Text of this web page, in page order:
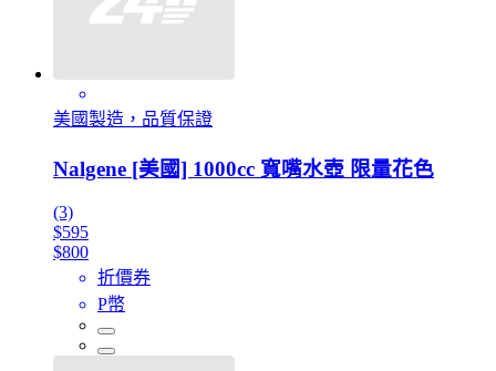
美國製造，品質保證
Nalgene [美國] 1000cc 寬嘴水壺 限量花色
(3)
$595
$800
折價券
P幣